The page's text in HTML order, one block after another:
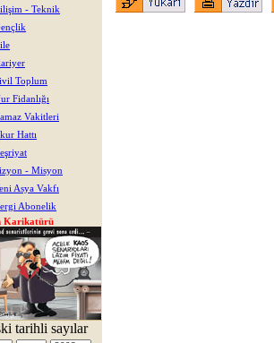
- Teknik
Toplum
Fidanlığı
Vakitleri
Hattı
- Misyon
Asya Vakfı
Abonelik
Karikatürü
tarihli sayılar